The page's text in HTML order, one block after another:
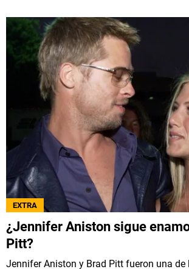
EXTRA
¿Jennifer Aniston sigue
Pitt?
Jennifer Aniston y Brad Pitt fueron una de